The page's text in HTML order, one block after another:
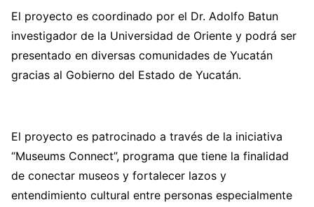
El proyecto es coordinado por el Dr. Adolfo Batun
investigador de la Universidad de Oriente y podrá ser
presentado en diversas comunidades de Yucatán
gracias al Gobierno del Estado de Yucatán.
El proyecto es patrocinado a través de la iniciativa
“Museums Connect”, programa que tiene la finalidad
de conectar museos y fortalecer lazos y
entendimiento cultural entre personas especialmente